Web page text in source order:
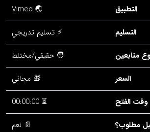
التطبيق
🌏 Vimeo
التسليم
⚡ تسليم تدريجي
متابعين
🧑 حقيقي/مختلط
السعر
🎁 مجاني
وقت الفتح
⏳ 00:00:00
مطلوب؟
📄 نعم